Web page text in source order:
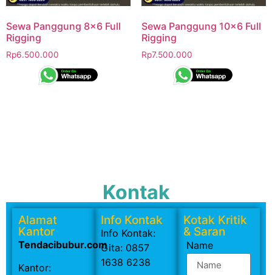
Sewa Panggung 8×6 Full
Rigging
Rp6.500.000
Sewa Panggung 10×6 Full
Rigging
Rp7.500.000
Kontak
Alamat
Kantor
Tendacibubur.com
Kantor:
Info Kontak
Info Kontak:
Gita: 0857
1638 6238
Kotak Kritik
& Saran
Name